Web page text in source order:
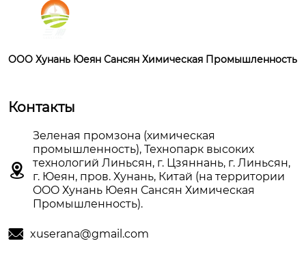
OOO Хунань Юеян Сансян Химическая Промышленность
Контакты

Зеленая промзона (химическая
промышленность), Технопарк высоких
технологий Линьсян, г. Цзяннань, г. Линьсян,
г. Юеян, пров. Хунань, Китай (на территории
OOO Хунань Юеян Сансян Химическая
Промышленность).
 xuserana@gmail.com